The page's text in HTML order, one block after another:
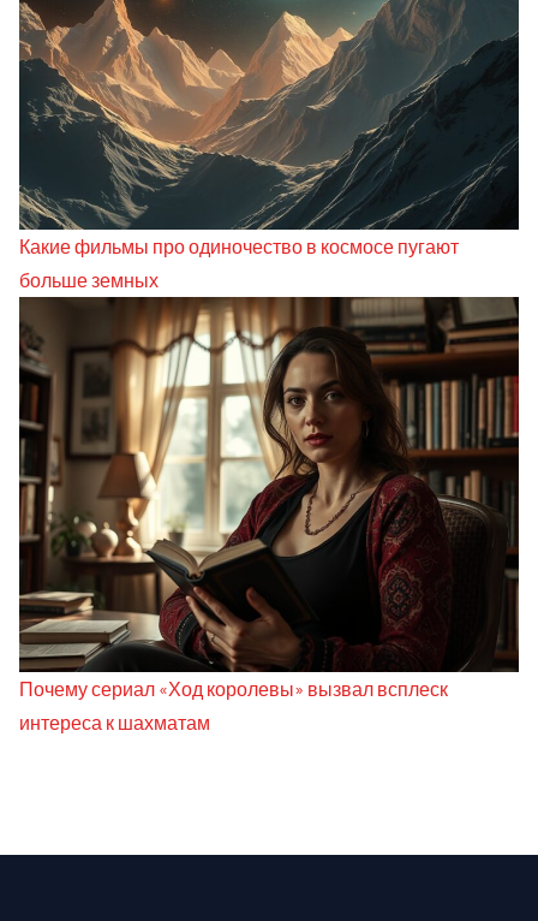
Какие фильмы про одиночество в космосе пугают
больше земных
Почему сериал «Ход королевы» вызвал всплеск
интереса к шахматам